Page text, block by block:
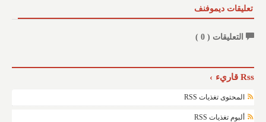
تعليقات ديموفنف
التعليقات ( 0
)
Rss قاريء
المحتوى تغذيات RSS
ألبوم تغذيات RSS